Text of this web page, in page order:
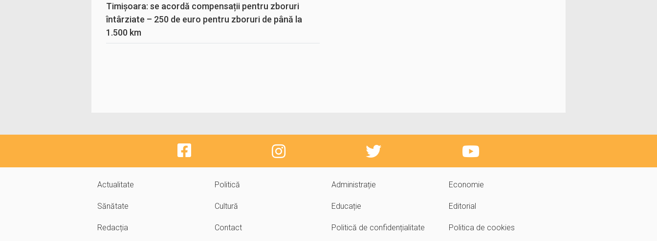
Timișoara: se acordă compensații pentru zboruri
întârziate – 250 de euro pentru zboruri de până la
1.500 km
Actualitate Politică Administrație Economie
Sănătate Cultură Educație Editorial
Redacția Contact Politică de confidențialitate Politica de cookies